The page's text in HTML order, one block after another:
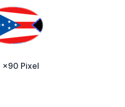
x90 Pixel